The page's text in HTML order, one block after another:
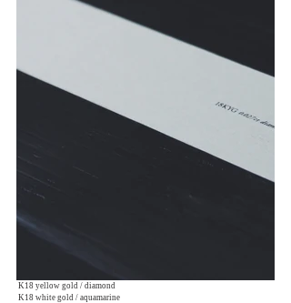
K18 yellow gold / diamond
K18 white gold / aquamarine